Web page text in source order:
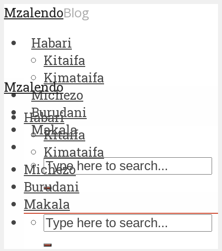
MzalendoBlog
Habari
Kitaifa
Kimataifa
Michezo
Burudani
Makala
Mzalendo
Habari
Kitaifa
Kimataifa
Michezo
Burudani
Makala